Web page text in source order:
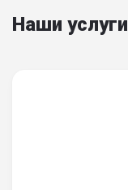
Наши услуги